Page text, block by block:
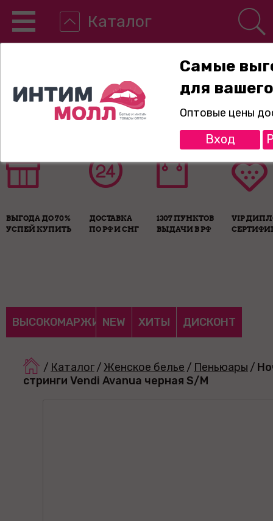
Каталог
8-800-775-89-65
ВЫГОДА ДО 70%
УСПЕЙ КУПИТЬ
ДОСТАВКА
ПО РФ И СНГ
1307 ПУНКТОВ
ВЫДАЧИ В РФ
VIP
ВЫСОКОМАРЖИНАЛЬНЫЕ
NEW ХИТЫ ДИСКОНТ
/ Каталог/ Женское белье / Пеньюары /
стринги Vendi Avanua черная S/M
Самые
для
Оптовые цены
Вход